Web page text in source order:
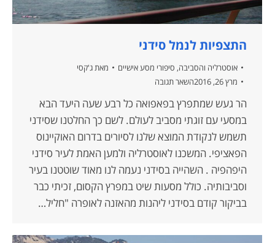
התצפיות לנמל סידני
אוסטרליה והסביבה, סיפורי מסע אישיים מאת ג'קסי
מרץ 26, 2016
השאר תגובה
הר געש שמתפרץ בפאפואה כל רבע שעה היעד הבא
במסעי עם זוגתי מסביב לעולם. לשם כך החלטנו שסידני
תשמש לנקודת המוצא שלנו לסיורים בדרום האוקיינוס
הפאציפי. המשכנו לאוסטרליה ולמען האמת לעיר סידני
היפהפיה . השהייה בסידני נעמה לנו מאוד שוטטנו בעיר
וסביבותיה. כולל מסעות שיט במפרץ הקסום, זכיתי כבר
בביקור קודם בסידני ליהנות מהאזנה לאופרה "חליל…